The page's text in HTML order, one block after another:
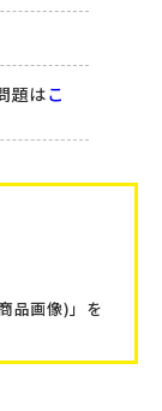
題はこ
品画像)」を